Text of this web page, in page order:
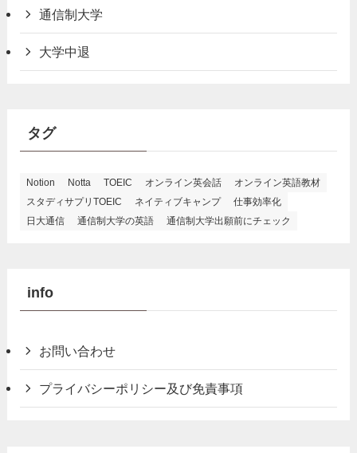
通信制大学
大学中退
タグ
Notion Notta TOEIC オンライン英会話
オンライン英語教材
スタディサプリTOEIC
ネイティブキャンプ
仕事効率化
日大通信
通信制大学の英語 通信制大学出願前にチェック
info
お問い合わせ
プライバシーポリシー及び免責事項